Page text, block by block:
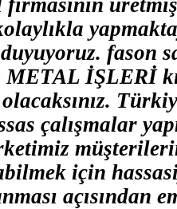
fason
METAL İŞLERİ
olacaksınız.
çalışmalar
için
açısından